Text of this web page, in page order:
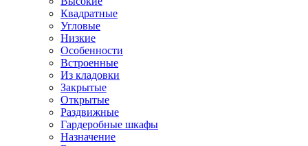
Квадратные
Угловые
Низкие
Особенности
Встроенные
Из кладовки
Закрытые
Открытые
Раздвижные
Гардеробные шкафы
Назначение